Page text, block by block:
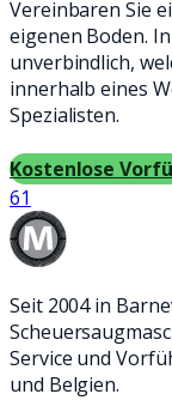
Vereinbaren Sie
eigenen Boden.
unverbindlich,
innerhalb eines
Spezialisten.
Kostenlose
61
Seit 2004 in
Service und
und Belgien.